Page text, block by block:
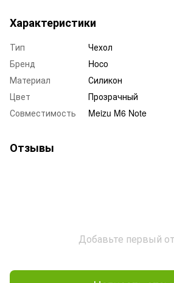
Характеристики
Тип
Чехол
Бренд
Hoco
Материал
Силикон
Цвет
Прозрачный
Совместимость
Meizu M6 Note
Отзывы
Добавьте первый